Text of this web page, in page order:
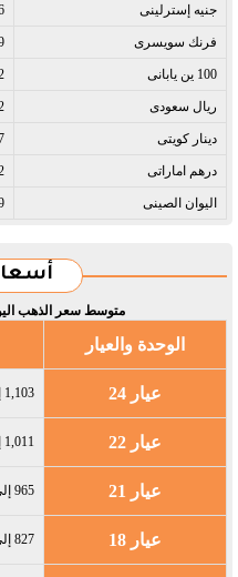
جنيه إسترلينى​
فرنك سويسرى​
100 ين يابانى​
ريال سعودى​
دينار كويتى​
درهم اماراتى​
اليوان الصينى​
متوسط سعر الذهب
الوحدة والعيار
عيار 24 1,103 إلى 1,126
عيار 22 1,011 إلى 1,032
عيار 21 965 إلى 985
عيار 18 827 إلى 844